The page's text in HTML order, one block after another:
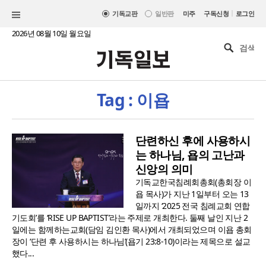
기독교판 일반판 미주 구독신청 | 로그인
2026년 08월 10일 월요일
Tag : 이욥
단련하신 후에 사용하시
는 하나님, 욥의 고난과
신앙의 의미
기독교한국침례회총회(총회장 이
욥 목사)가 지난 1일부터 오는 13
일까지 ‘2025 전국 침례교회 연합
기도회’를 ‘RISE UP BAPTIST’라는 주제로 개최한다. 둘째 날인 지난 2
일에는 함께하는교회(담임 김인환 목사)에서 개최되었으며 이욥 총회
장이 ‘단련 후 사용하시는 하나님’(욥기 23:8-10)이라는 제목으로 설교
했다...